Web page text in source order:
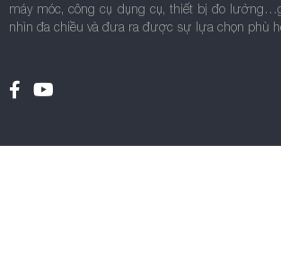
máy móc, công cụ dụng cụ, thiết bị đo
nhìn đa chiều và đưa ra được sự lựa chọn phù